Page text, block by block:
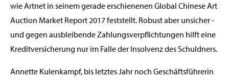
wie Artnet in seinem gerade erschienenen Global Chinese Art
Auction Market Report 2017 feststellt. Robust aber unsicher -
und gegen ausbleibende Zahlungsverpflichtungen hilft eine
Kreditversicherung nur im Falle der Insolvenz des Schuldners.
Annette Kulenkampf, bis letztes Jahr noch Geschäftsführerin